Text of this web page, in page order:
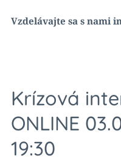
Vzdelávajte sa s nami
Krízová
ONLINE
19:30